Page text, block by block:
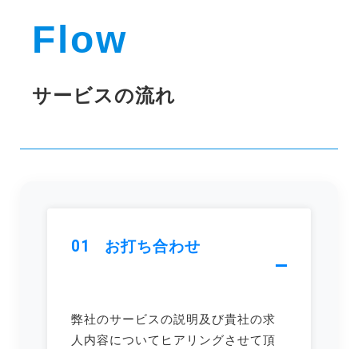
Flow
サービスの流れ
01 お打ち合わせ
弊社のサービスの説明及び貴社の求
人内容についてヒアリングさせて頂